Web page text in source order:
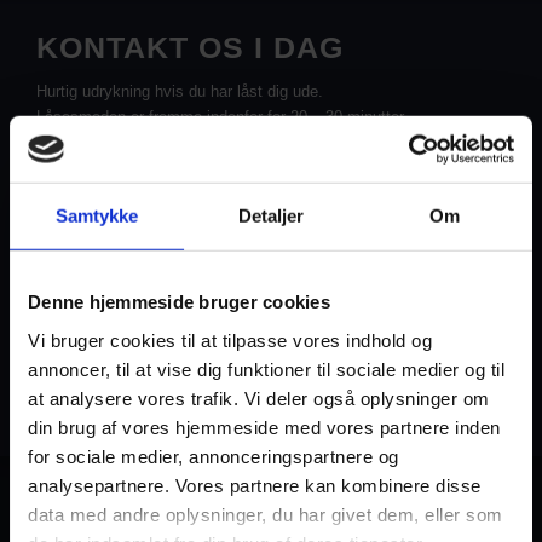
Samtykke Detaljer Om
Denne hjemmeside bruger cookies
Vi bruger cookies til at tilpasse vores indhold og
annoncer, til at vise dig funktioner til sociale medier og til
at analysere vores trafik. Vi deler også oplysninger om
din brug af vores hjemmeside med vores partnere inden
for sociale medier, annonceringspartnere og
analysepartnere. Vores partnere kan kombinere disse
data med andre oplysninger, du har givet dem, eller som
KONTAKT OS I DAG
Hurtig udrykning hvis du har låst dig ude.
Låsesmeden er fremme indenfor for 20 – 30 minutter.
KONTAKT OS